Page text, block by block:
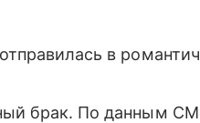
в
брак. По данным